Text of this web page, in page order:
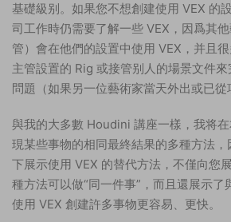
基礎級别。如果您不想創建使用 VEX 的
司工作時仍需要了解一些 VEX，因爲其
管）會在他們的設置中使用 VEX，并且
主管設置的 Rig 或接管别人的場景文件
問題（如果另一位藝術家當天外出或已從
與我的大多數 Houdini 講座一樣，我将
現某些事物的相同最終結果的多種方法
下展示使用 VEX 的替代方法，不僅向您
種方法可以做“同一件事”，而且還展示了
使用 VEX 創建許多事物更容易、更快。